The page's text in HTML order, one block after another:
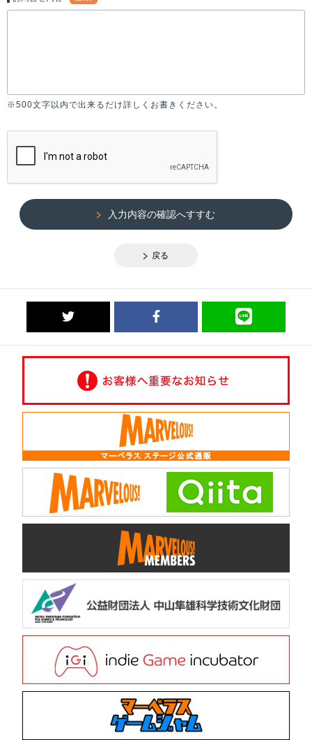
※500文字以内で出来るだけ詳しくお書きください。
戻る
入力内容の確認へすすむ